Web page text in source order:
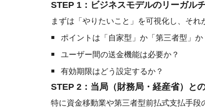
STEP 1：ビジネスモデルのリーガル
まずは「やりたいこと」を可視化し、それ
ポイントは「自家型」か「第三者型」か
ユーザー間の送金機能は必要か？
有効期限はどう設定するか？
STEP 2：当局（財務局・経産省）と
特に資金移動業や第三者型前払式支払手